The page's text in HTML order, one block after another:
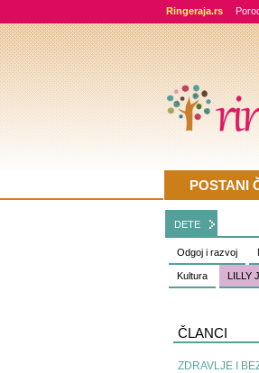
Ringeraja.rs
DETE
Odgoj i razvoj
Kultura LILLY
ČLANCI
ZDRAVLJE I
POSTANI